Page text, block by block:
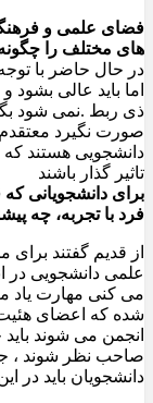
فضای علمی و
های مختلف را
در حال حاضر با
اما باید عالی
ذی ربط .نمی شود
صورت نگیرد
دانشجویی هستند که
تاثیر گذار باشند
برای دانشجویانی
فرد با تجربه، چه
از قدیم گفتند
علمی دانشجویی در
می کنی مهارت یاد
شده که اعضای هئیت
انجمن می شوند
صاحب نظر شوند ،
دانشجویان باید